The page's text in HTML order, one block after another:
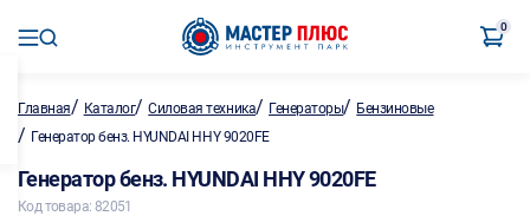
0
Главная/ Каталог/Силовая техника/ Генераторы/ Бензиновые
/ Генератор бенз. HYUNDAI HHY 9020FE
Генератор бенз. HYUNDAI HHY 9020FE
Код товара: 82051